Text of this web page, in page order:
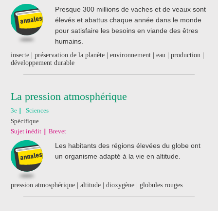
Presque 300 millions de vaches et de veaux sont
élevés et abattus chaque année dans le monde
pour satisfaire les besoins en viande des êtres
humains.
insecte | préservation de la planète | environnement | eau | production |
développement durable
La pression atmosphérique
3e
Sciences
Spécifique
Sujet inédit
Brevet
Les habitants des régions élevées du globe ont
un organisme adapté à la vie en altitude.
pression atmosphérique | altitude | dioxygène | globules rouges